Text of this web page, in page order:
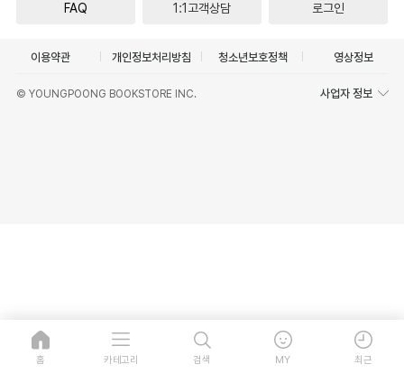
FAQ 1:1고객상담 로그인
이용약관 개인정보처리방침 청소년보호정책 영상정보
© YOUNGPOONG BOOKSTORE INC. 사업자 정보
홈 카테고리 검색 MY 최근